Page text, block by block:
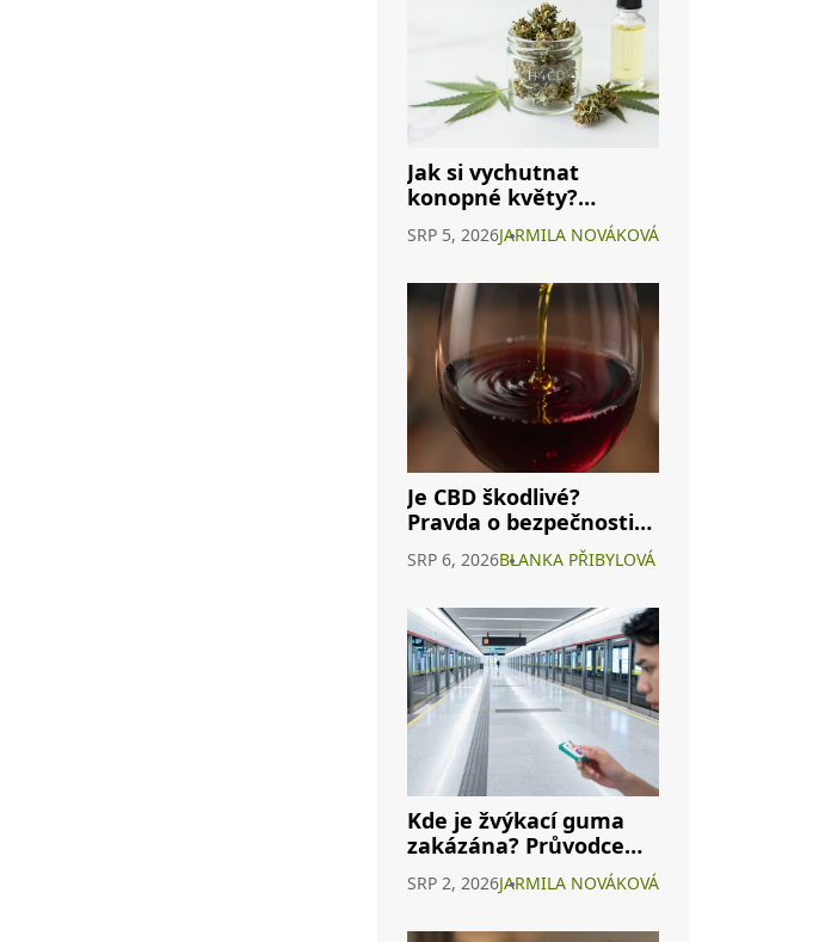
Jak si vychutnat
konopné květy?
Průvodce H4CBD a
dalšími způsoby užití
SRP 5, 2026JARMILA NOVÁKOVÁ
Je CBD škodlivé?
Pravda o bezpečnosti
konopného vína a
interakcích s
SRP 6, 2026BLANKA PŘIBYLOVÁ
Kde je žvýkací guma
zakázána? Průvodce
zákazy po světě i v ČR
SRP 2, 2026JARMILA NOVÁKOVÁ